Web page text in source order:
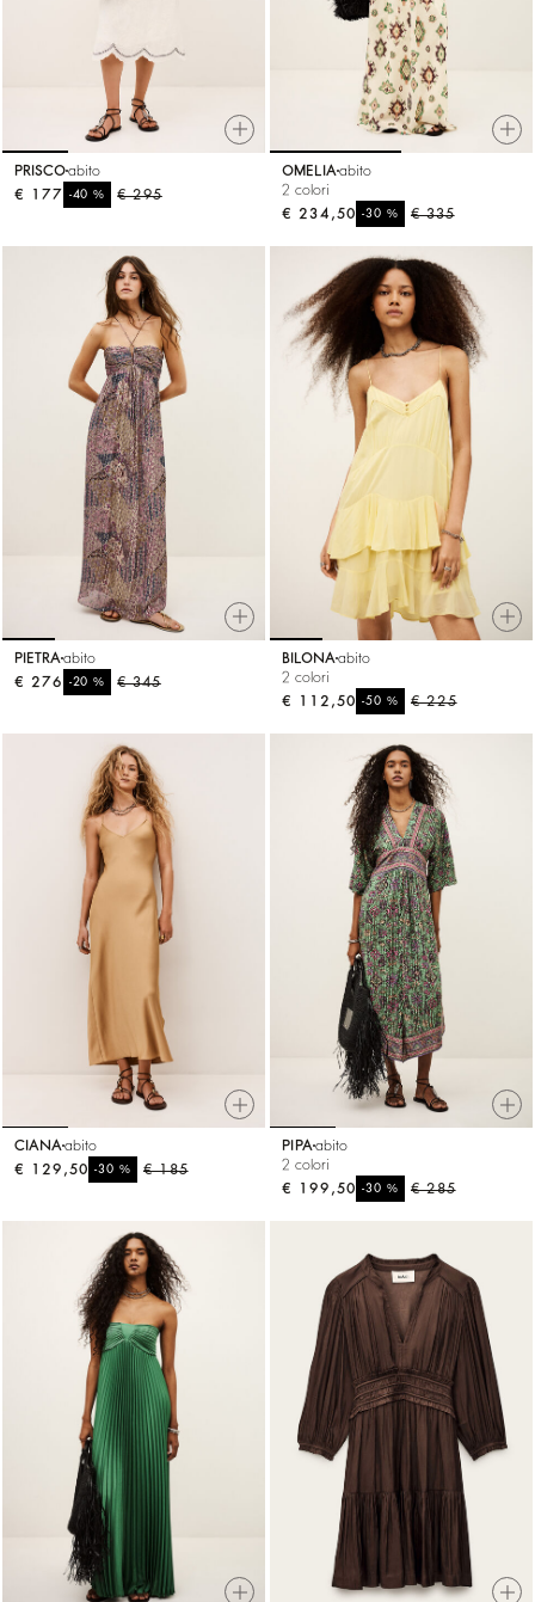
PRISCOabito
€ 295
-40%
€ 177
OMELIA abito
2 colori
€ 335
-30%
€ 234,50
PIETRA abito
€ 345
-20%
€ 276
BILONA abito
2 colori
€ 225
-50%
€ 112,50
CIANA abito
€ 185
-30%
€ 129,50
PIPA abito
2 colori
€ 285
-30%
€ 199,50